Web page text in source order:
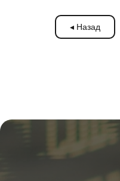
◂ Назад